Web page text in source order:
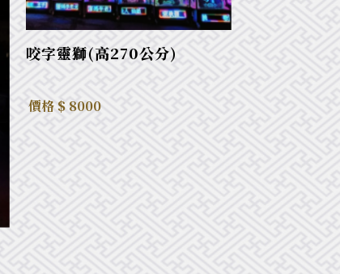
咬字靈獅(高270公分)
價格 $ 8000